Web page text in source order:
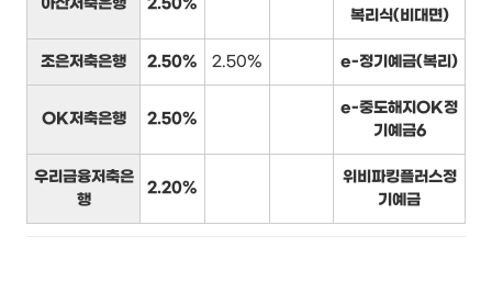
아산저축은행 2.50%
복리식(비대면)
조은저축은행 2.50% 2.50% e-정기예금(복리)
OK저축은행 2.50%
e-중도해지OK정
기예금6
우리금융저축은
행
2.20%
위비파킹플러스정
기예금